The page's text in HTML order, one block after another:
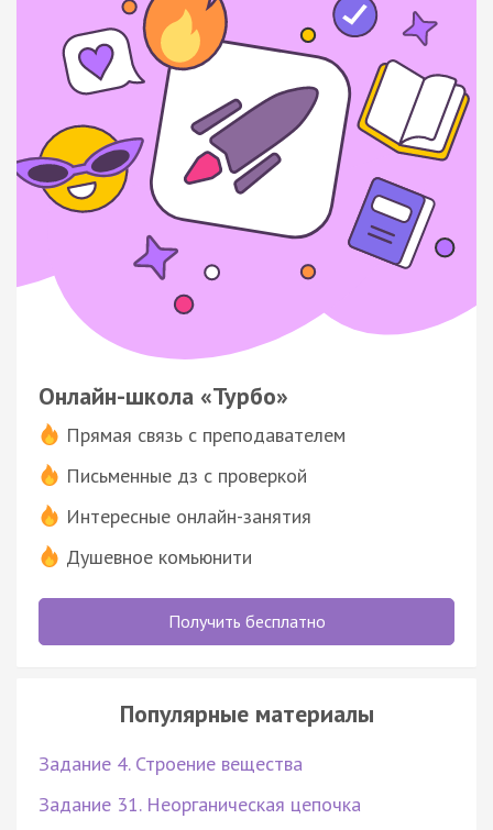
Онлайн-школа «Турбо»
Прямая связь с преподавателем
Письменные дз с проверкой
Интересные онлайн-занятия
Душевное комьюнити
Получить бесплатно
Популярные материалы
Задание 4. Строение вещества
Задание 31. Неорганическая цепочка